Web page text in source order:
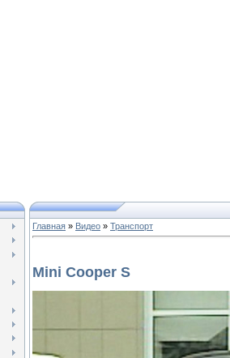
Главная » Видео » Транспорт
Mini Cooper S